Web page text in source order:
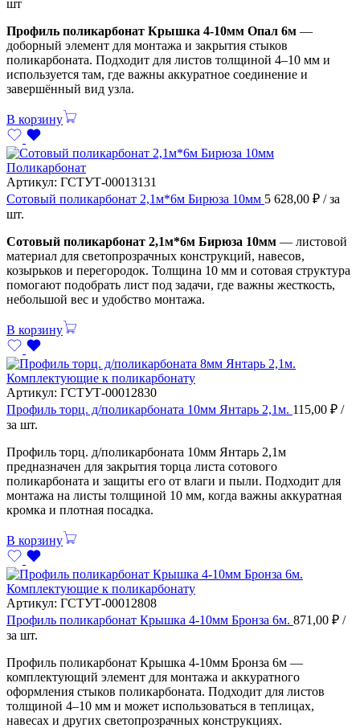
шт
Профиль поликарбонат Крышка 4-10мм Опал 6м —
доборный элемент для монтажа и закрытия стыков
поликарбоната. Подходит для листов толщиной 4–10 мм и
используется там, где важны аккуратное соединение и
завершённый вид узла.
В корзину
Поликарбонат
Артикул: ГСТУТ-00013131
Сотовый поликарбонат 2,1м*6м Бирюза 10мм 5 628,00 ₽ / за
шт.
Сотовый поликарбонат 2,1м*6м Бирюза 10мм — листовой
материал для светопрозрачных конструкций, навесов,
козырьков и перегородок. Толщина 10 мм и сотовая структура
помогают подобрать лист под задачи, где важны жесткость,
небольшой вес и удобство монтажа.
В корзину
Комплектующие к поликарбонату
Артикул: ГСТУТ-00012830
Профиль торц. д/поликарбоната 10мм Янтарь 2,1м. 115,00 ₽ /
за шт.
Профиль торц. д/поликарбоната 10мм Янтарь 2,1м
предназначен для закрытия торца листа сотового
поликарбоната и защиты его от влаги и пыли. Подходит для
монтажа на листы толщиной 10 мм, когда важны аккуратная
кромка и плотная посадка.
В корзину
Комплектующие к поликарбонату
Артикул: ГСТУТ-00012808
Профиль поликарбонат Крышка 4-10мм Бронза 6м. 871,00 ₽ /
за шт.
Профиль поликарбонат Крышка 4-10мм Бронза 6м —
комплектующий элемент для монтажа и аккуратного
оформления стыков поликарбоната. Подходит для листов
толщиной 4–10 мм и может использоваться в теплицах,
навесах и других светопрозрачных конструкциях.